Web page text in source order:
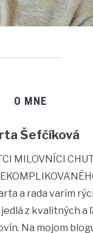
O MNE
Šefčíková
MILOVNÍCI
a rada varím
z kvalitných a
Na mojom